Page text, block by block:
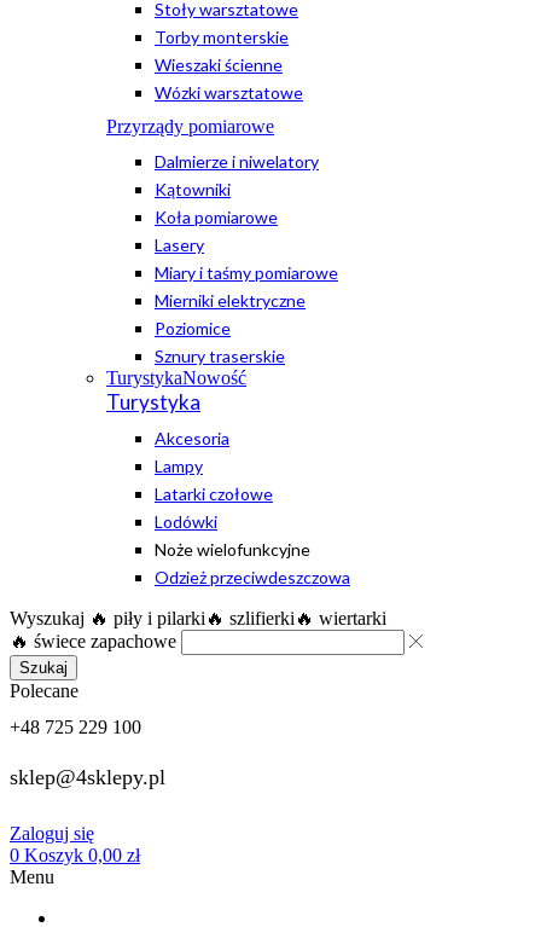
Stoły warsztatowe
Torby monterskie
Wieszaki ścienne
Wózki warsztatowe
Przyrządy pomiarowe
Dalmierze i niwelatory
Kątowniki
Koła pomiarowe
Lasery
Miary i taśmy pomiarowe
Mierniki elektryczne
Poziomice
Sznury traserskie
TurystykaNowość
Turystyka
Akcesoria
Lampy
Latarki czołowe
Lodówki
Noże wielofunkcyjne
Odzież przeciwdeszczowa
Wyszukaj 🔥 piły i pilarki 🔥 szlifierki 🔥 wiertarki
🔥 świece zapachowe
Szukaj
Polecane
+48 725 229 100
sklep@4sklepy.pl
Zaloguj się
0 Koszyk 0,00 zł
Menu